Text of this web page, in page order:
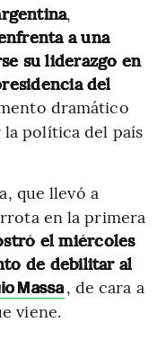
,
a una
su liderazgo en
del
dramático
la política del país
que llevó a
en la primera
el miércoles
de debilitar al
Massa, de cara a
viene.